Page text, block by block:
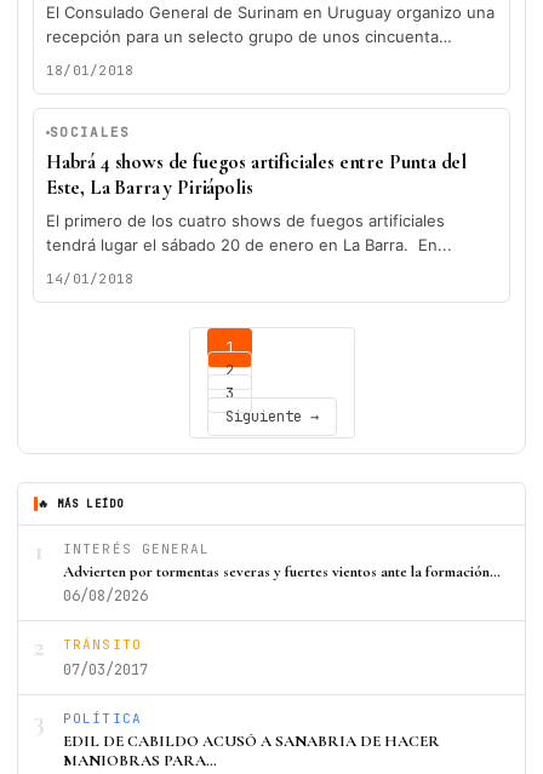
El Consulado General de Surinam en Uruguay organizo una
recepción para un selecto grupo de unos cincuenta
invitados, para presentar...
18/01/2018
SOCIALES
Habrá 4 shows de fuegos artificiales entre Punta del
Este, La Barra y Piriápolis
El primero de los cuatro shows de fuegos artificiales
tendrá lugar el sábado 20 de enero en La Barra. En...
14/01/2018
1
2
3
Siguiente →
🔥 MÁS LEÍDO
1 INTERÉS GENERAL
Advierten por tormentas severas y fuertes vientos ante la formación…
06/08/2026
2 TRÁNSITO
07/03/2017
3 POLÍTICA
EDIL DE CABILDO ACUSÓ A SANABRIA DE HACER
MANIOBRAS PARA…